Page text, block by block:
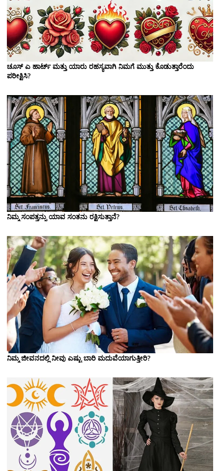
ಚೂಸ್ ಎ ಹಾರ್ಟ್ ಮತ್ತು ಯಾರು ರಹಸ್ಯವಾಗಿ ನಿಮಗೆ ಮುತ್ತು ಕೊಡುತ್ತಾರೆಂದು
ಪರೀಕ್ಷಿಸಿ?
ನಿಮ್ಮ ಸಂಪತ್ತನ್ನು ಯಾವ ಸಂತನು ರಕ್ಷಿಸುತ್ತಾನೆ?
ನಿಮ್ಮ ಜೀವನದಲ್ಲಿ ನೀವು ಎಷ್ಟು ಬಾರಿ ಮದುವೆಯಾಗುತ್ತೀರಿ?